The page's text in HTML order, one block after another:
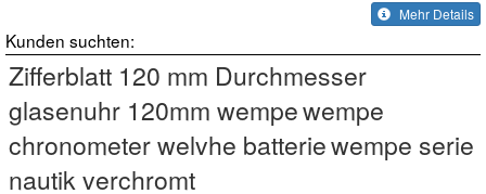
Mehr Details
Kunden suchten:
Zifferblatt 120 mm Durchmesser
glasenuhr 120mm wempewempe
chronometer welvhe batteriewempe serie
nautik verchromt